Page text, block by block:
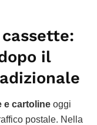
il
e cartoline oggi
postale. Nella